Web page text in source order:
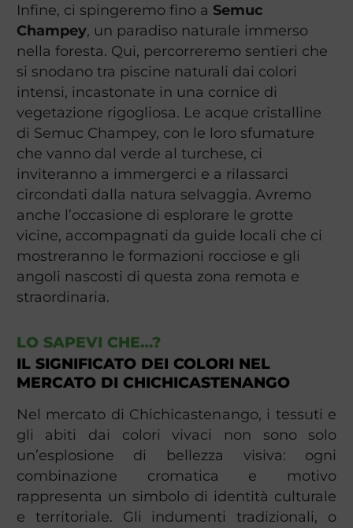
Infine, ci spingeremo fino a Semuc
Champey, un paradiso naturale immerso
nella foresta. Qui, percorreremo sentieri che
si snodano tra piscine naturali dai colori
intensi, incastonate in una cornice di
vegetazione rigogliosa. Le acque cristalline
di Semuc Champey, con le loro sfumature
che vanno dal verde al turchese, ci
inviteranno a immergerci e a rilassarci
circondati dalla natura selvaggia. Avremo
anche l’occasione di esplorare le grotte
vicine, accompagnati da guide locali che ci
mostreranno le formazioni rocciose e gli
angoli nascosti di questa zona remota e
straordinaria.
LO SAPEVI CHE…?
IL SIGNIFICATO DEI COLORI NEL
MERCATO DI CHICHICASTENANGO
Nel mercato di Chichicastenango, i tessuti e
gli abiti dai colori vivaci non sono solo
un’esplosione di bellezza visiva: ogni
combinazione cromatica e motivo
rappresenta un simbolo di identità culturale
e territoriale. Gli indumenti tradizionali, o